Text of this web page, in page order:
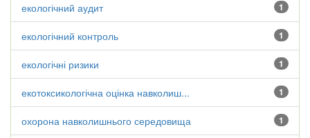
1
екологічний аудит
1
екологічний контроль
1
екологічні ризики
1
екотоксикологічна оцінка навколиш...
1
охорона навколишнього середовища